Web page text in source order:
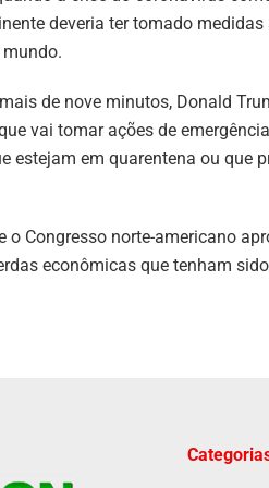
deveria ter tomado
de nove minutos, Donald
vai tomar ações de
estejam em quarentena ou que
o Congresso norte-americano
econômicas que tenham